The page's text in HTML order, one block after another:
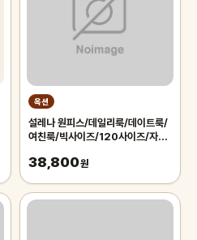
옥션
설레나 원피스/데일리룩/데이트룩/
여친룩/빅사이즈/120사이즈/자체
원피스
38,800원